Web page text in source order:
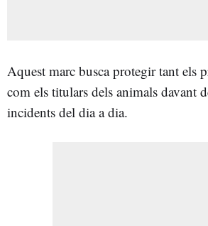
Aquest marc busca protegir tant els
com els titulars dels animals davant
incidents del dia a dia.